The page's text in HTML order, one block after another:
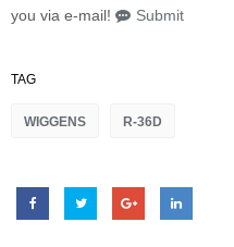
you via e-mail!
Submit
TAG
WIGGENS R-36D